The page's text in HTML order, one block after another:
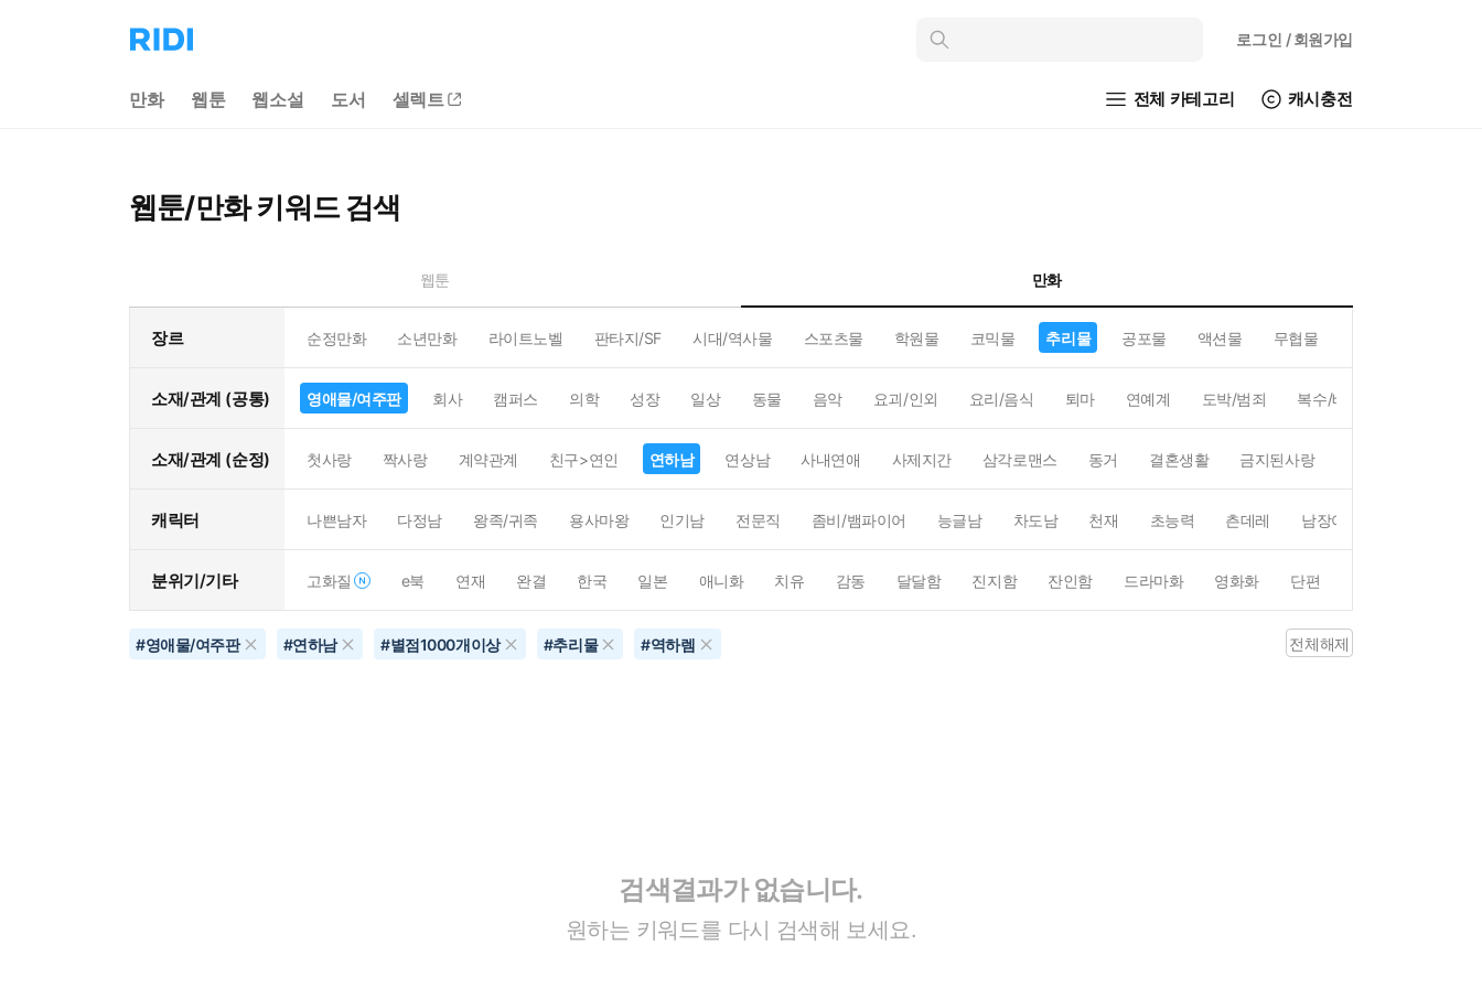
리
디
으
인
로그인 / 회원가입
만화 웹툰 웹소설 도서 셀렉트 전체 카테고리 캐시충전
웹툰/만화 키워드 검색
웹툰 만화
장르 순정만화 소년만화 라이트노벨 판타지/SF 시대/역사물 스포츠물 학원물 코믹물 추리물 공포물 액션물 무협물
소재/관계 (공통) 영애물/여주판 회사 캠퍼스 의학 성장 일상 동물 음악 요괴/인외 요리/음식 퇴마 연예계 도박/범죄 복수/배신
소재/관계 (순정) 첫사랑 짝사랑 계약관계 친구>연인 연하남 연상남 사내연애 사제지간 삼각로맨스 동거 결혼생활 금지된사랑
캐릭터 나쁜남자 다정남 왕족/귀족 용사마왕 인기남 전문직 좀비/뱀파이어 능글남 차도남 천재 초능력 츤데레 남장여자
분위기/기타 고화질 e북 연재 완결 한국 일본 애니화 치유 감동 달달함 진지함 잔인함 드라마화 영화화 단편
#영애물/여주판 #연하남 #별점1000개이상 #추리물 #역하렘 전체해제
검색결과가 없습니다.
원하는 키워드를 다시 검색해 보세요.